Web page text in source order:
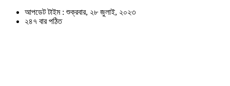
আপডেট টাইম : শুক্রবার, ২৮ জুলাই, ২০২৩
২৪৭ বার পঠিত